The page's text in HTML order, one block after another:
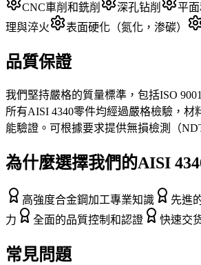
CNC車削和銑削 深孔钻削 平
理與淬火
表面硬化（氮化，渗碳）
品質保證
我們堅持嚴格的質量標準，包括ISO
所有AISI 4340零件均經過嚴格檢驗，材
能驗證。可根據要求提供無損檢測（
為什麼選擇我們的AISI
高強度合金鋼加工專業知識
先進
力
全面的品質控制和認證 快速交
常見問題